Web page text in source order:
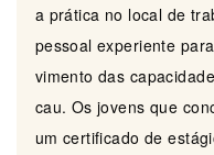
a prática no local de
pessoal experiente
vimento das
cau. Os jovens que
um certificado de